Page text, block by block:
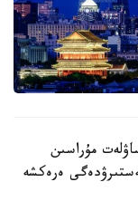
مۇراسىن
ەرەكشە